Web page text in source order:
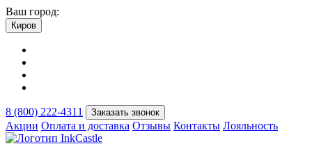
Ваш город:
Киров
8 (800) 222-4311 Заказать звонок
Акции Оплата и доставка Отзывы Контакты Лояльность